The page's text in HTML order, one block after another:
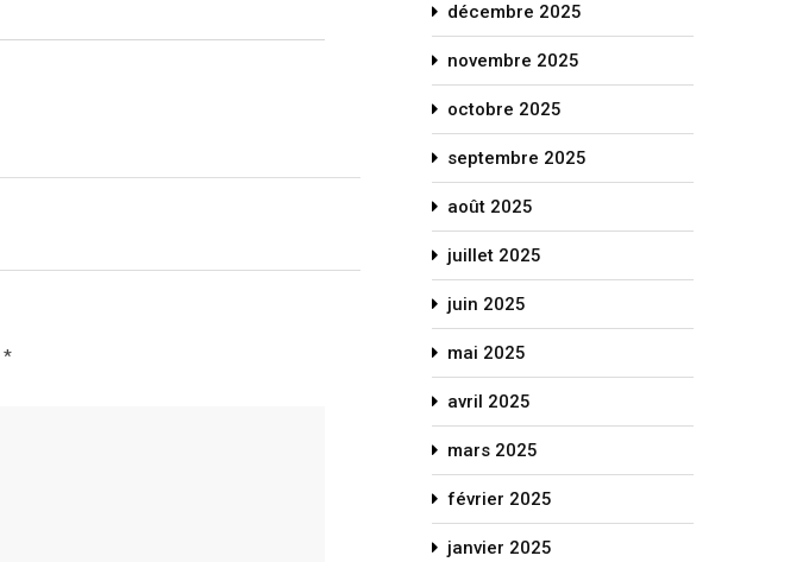
*
décembre 2025
novembre 2025
octobre 2025
septembre 2025
août 2025
juillet 2025
juin 2025
mai 2025
avril 2025
mars 2025
février 2025
janvier 2025